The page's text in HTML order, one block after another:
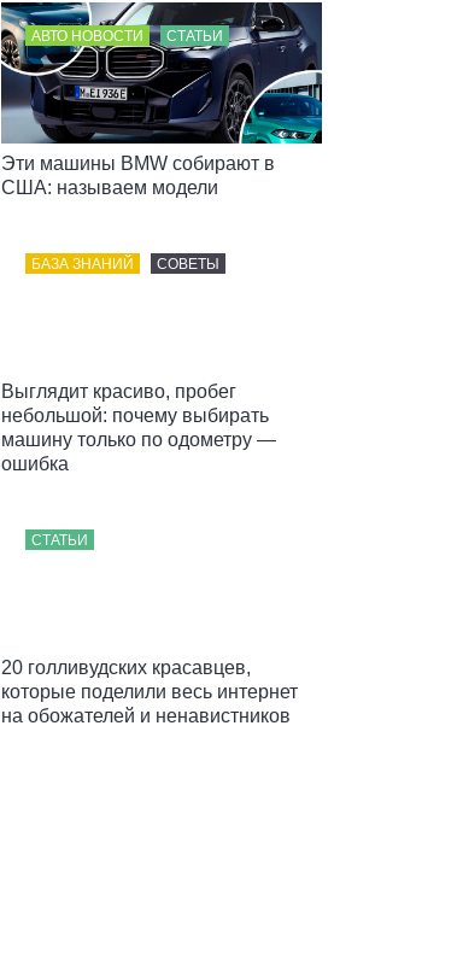
АВТО НОВОСТИ СТАТЬИ
Эти машины BMW собирают в
США: называем модели
БАЗА ЗНАНИЙ СОВЕТЫ
Выглядит красиво, пробег
небольшой: почему выбирать
машину только по одометру —
ошибка
СТАТЬИ
20 голливудских красавцев,
которые поделили весь интернет
на обожателей и ненавистников